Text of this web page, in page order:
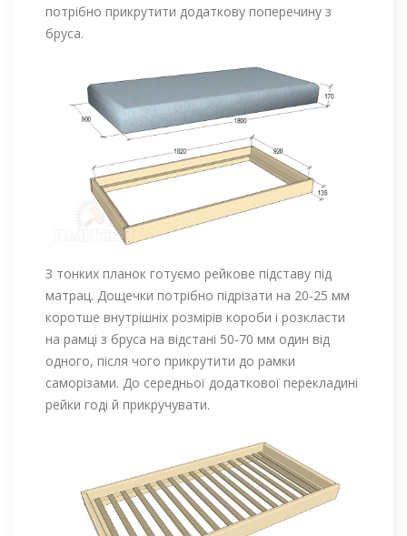
потрібно прикрутити додаткову поперечину з
бруса.
З тонких планок готуємо рейкове підставу під
матрац. Дощечки потрібно підрізати на 20-25 мм
коротше внутрішніх розмірів короби і розкласти
на рамці з бруса на відстані 50-70 мм один від
одного, після чого прикрутити до рамки
саморізами. До середньої додаткової перекладині
рейки годі й прикручувати.